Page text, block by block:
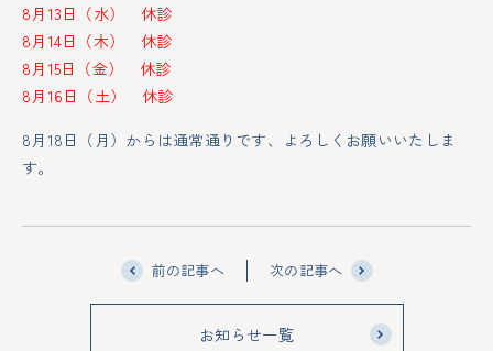
8月13日（水） 休診
8月14日（木） 休診
8月15日（金） 休診
8月16日（土） 休診
8月18日（月）からは通常通りです、よろしくお願いいたしま
す。
前の記事へ 次の記事へ
お知らせ一覧